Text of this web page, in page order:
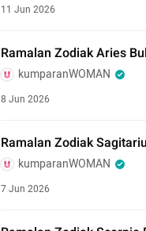
11 Jun 2026
Ramalan Zodiak Aries
kumparanWOMAN
8 Jun 2026
Ramalan Zodiak
kumparanWOMAN
7 Jun 2026